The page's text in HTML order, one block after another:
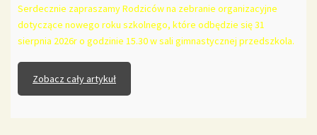
Serdecznie zapraszamy Rodziców na zebranie organizacyjne
dotyczące nowego roku szkolnego, które odbędzie się 31
sierpnia 2026r o godzinie 15.30 w sali gimnastycznej przedszkola.
Zobacz cały artykuł